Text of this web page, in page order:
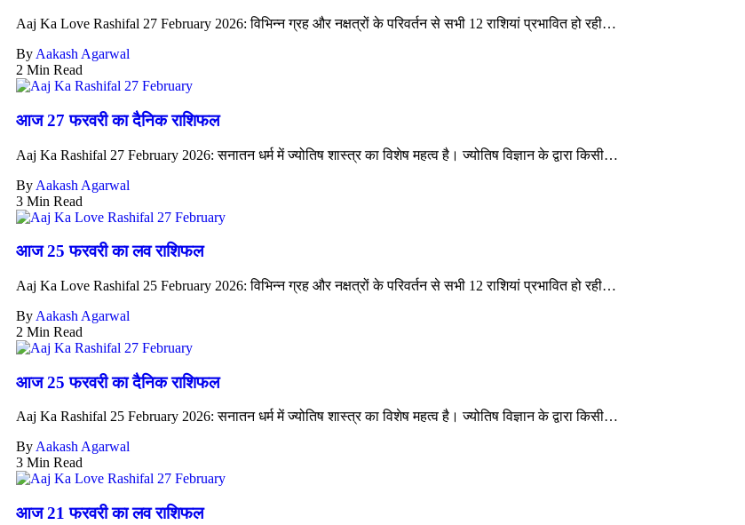
Aaj Ka Love Rashifal 27 February 2026: विभिन्न ग्रह और नक्षत्रों के परिवर्तन से सभी 12 राशियां प्रभावित हो रही…
By Aakash Agarwal
2 Min Read
आज 27 फरवरी का दैनिक राशिफल
Aaj Ka Rashifal 27 February 2026: सनातन धर्म में ज्योतिष शास्त्र का विशेष महत्व है। ज्योतिष विज्ञान के द्वारा किसी…
By Aakash Agarwal
3 Min Read
आज 25 फरवरी का लव राशिफल
Aaj Ka Love Rashifal 25 February 2026: विभिन्न ग्रह और नक्षत्रों के परिवर्तन से सभी 12 राशियां प्रभावित हो रही…
By Aakash Agarwal
2 Min Read
आज 25 फरवरी का दैनिक राशिफल
Aaj Ka Rashifal 25 February 2026: सनातन धर्म में ज्योतिष शास्त्र का विशेष महत्व है। ज्योतिष विज्ञान के द्वारा किसी…
By Aakash Agarwal
3 Min Read
आज 21 फरवरी का लव राशिफल